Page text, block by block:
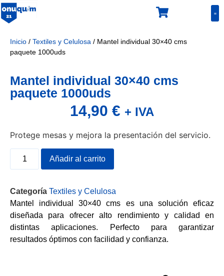
Inicio / Textiles y Celulosa / Mantel individual 30×40 cms
paquete 1000uds
Mantel individual 30×40 cms
paquete 1000uds
14,90 € + IVA
Protege mesas y mejora la presentación del servicio.
Añadir al carrito
Categoría Textiles y Celulosa
Mantel individual 30×40 cms es una solución eficaz
diseñada para ofrecer alto rendimiento y calidad en
distintas aplicaciones. Perfecto para garantizar
resultados óptimos con facilidad y confianza.